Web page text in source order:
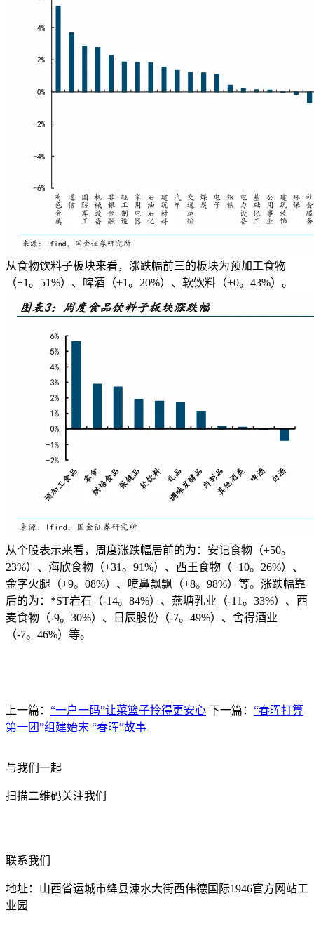
从食物饮料子板块来看，涨跌幅前三的板块为预加工食物
（+1。51%）、啤酒（+1。20%）、软饮料（+0。43%）。
从个股表示来看，周度涨跌幅居前的为：安记食物（+50。
23%）、海欣食物（+31。91%）、西王食物（+10。26%）、
金字火腿（+9。08%）、喷鼻飘飘（+8。98%）等。涨跌幅靠
后的为：*ST岩石（-14。84%）、燕塘乳业（-11。33%）、西
麦食物（-9。30%）、日辰股份（-7。49%）、舍得酒业
（-7。46%）等。
上一篇： “一户一码”让菜篮子拎得更安心 下一篇： “春晖打算
第一团”组建始末 “春晖”故事
与我们一起
扫描二维码关注我们
联系我们
地址：山西省运城市绛县涑水大街西伟德国际1946官方网站工
业园